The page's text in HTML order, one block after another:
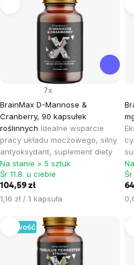
produktów
BrainMax D-Mannose &
Cranberry, 90 kapsułek
roślinnych Idealne wsparcie
pracy układu moczowego, silny
antyoksydant, suplement diety
7x
Na stanie > 5 sztuk
Śr 11.8. u ciebie
104,59 zł
Cena
1,16 zł / 1 kapsuła
Śr
Nowość